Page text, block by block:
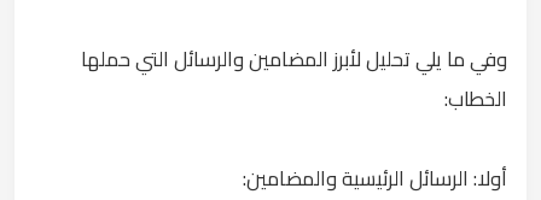
وفي ما يلي تحليل لأبرز المضامين والرسائل التي حملها
الخطاب:
أولا: الرسائل الرئيسية والمضامين: